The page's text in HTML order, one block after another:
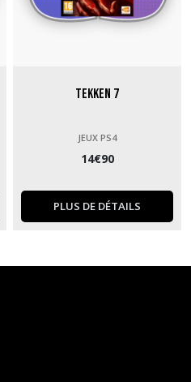
Tekken 7
JEUX PS4
14€90
PLUS DE DÉTAILS